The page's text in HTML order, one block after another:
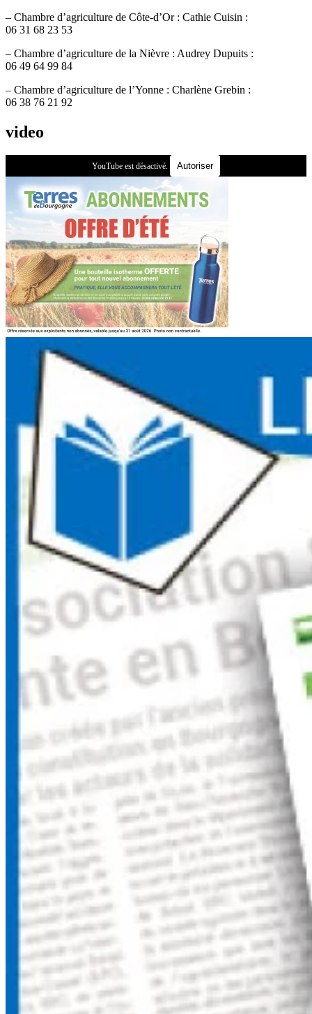
– Chambre d’agriculture de Côte-d’Or : Cathie Cuisin :
06 31 68 23 53
– Chambre d’agriculture de la Nièvre : Audrey Dupuits :
06 49 64 99 84
– Chambre d’agriculture de l’Yonne : Charlène Grebin :
06 38 76 21 92
video
YouTube est désactivé. Autoriser